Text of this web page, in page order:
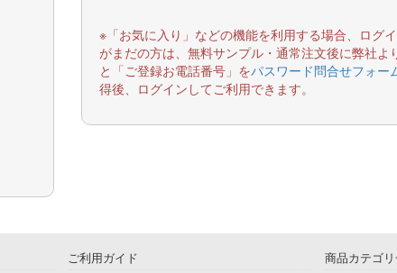
※「お気に入り」などの機能を利用する場合、ログ
がまだの方は、無料サンプル・通常注文後に弊社よ
と「ご登録お電話番号」をパスワード問合せフォー
得後、ログインしてご利用できます。
ご利用ガイド
商品カテゴリ